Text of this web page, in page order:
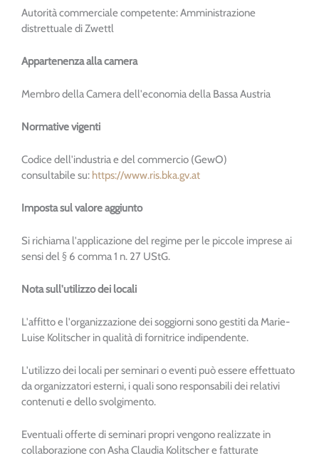
Autorità commerciale competente: Amministrazione
distrettuale di Zwettl
Appartenenza alla camera
Membro della Camera dell'economia della Bassa Austria
Normative vigenti
Codice dell'industria e del commercio (GewO)
consultabile su: https://www.ris.bka.gv.at
Imposta sul valore aggiunto
Si richiama l'applicazione del regime per le piccole imprese ai
sensi del § 6 comma 1 n. 27 UStG.
Nota sull'utilizzo dei locali
L'affitto e l'organizzazione dei soggiorni sono gestiti da Marie-
Luise Kolitscher in qualità di fornitrice indipendente.
L'utilizzo dei locali per seminari o eventi può essere effettuato
da organizzatori esterni, i quali sono responsabili dei relativi
contenuti e dello svolgimento.
Eventuali offerte di seminari propri vengono realizzate in
collaborazione con Asha Claudia Kolitscher e fatturate